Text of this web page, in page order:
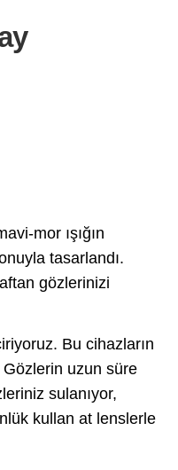
mor ışığın
tasarlandı.
gözlerinizi
Bu cihazların
Gözlerin uzun süre
sulanıyor,
kullan at lenslerle